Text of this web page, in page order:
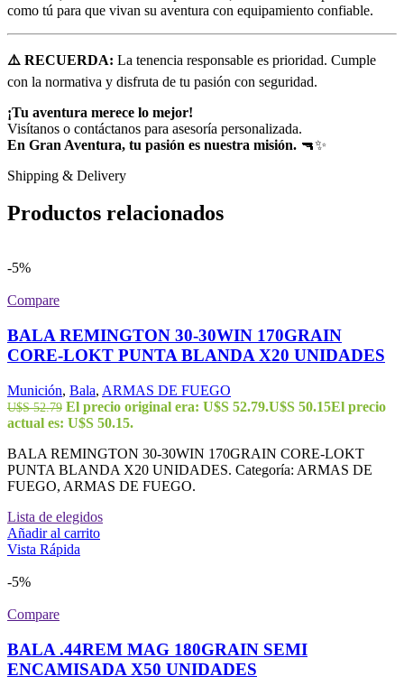
como tú para que vivan su aventura con equipamiento confiable.
⚠️ RECUERDA: La tenencia responsable es prioridad. Cumple
con la normativa y disfruta de tu pasión con seguridad.
¡Tu aventura merece lo mejor!
Visítanos o contáctanos para asesoría personalizada.
En Gran Aventura, tu pasión es nuestra misión. 🔫✨
Shipping & Delivery
Productos relacionados
-5%
Compare
BALA REMINGTON 30-30WIN 170GRAIN
CORE-LOKT PUNTA BLANDA X20 UNIDADES
Munición, Bala, ARMAS DE FUEGO
U$S52.79 El precio original era: U$S 52.79.U$S 50.15El precio
actual es: U$S 50.15.
BALA REMINGTON 30-30WIN 170GRAIN CORE-LOKT
PUNTA BLANDA X20 UNIDADES. Categoría: ARMAS DE
FUEGO, ARMAS DE FUEGO.
Lista de elegidos
Añadir al carrito
Vista Rápida
-5%
Compare
BALA .44REM MAG 180GRAIN SEMI
ENCAMISADA X50 UNIDADES